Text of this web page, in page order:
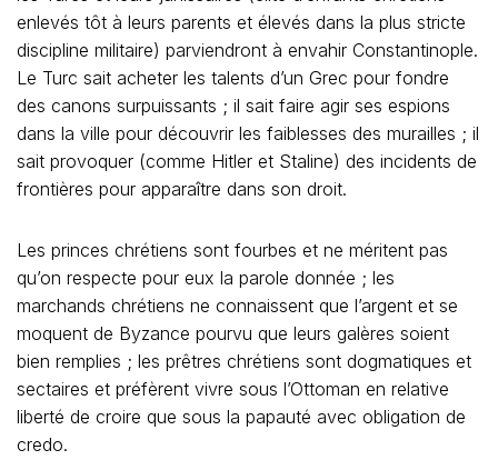
enlevés tôt à leurs parents et élevés dans la plus stricte
discipline militaire) parviendront à envahir Constantinople.
Le Turc sait acheter les talents d’un Grec pour fondre
des canons surpuissants ; il sait faire agir ses espions
dans la ville pour découvrir les faiblesses des murailles ; il
sait provoquer (comme Hitler et Staline) des incidents de
frontières pour apparaître dans son droit.
Les princes chrétiens sont fourbes et ne méritent pas
qu’on respecte pour eux la parole donnée ; les
marchands chrétiens ne connaissent que l’argent et se
moquent de Byzance pourvu que leurs galères soient
bien remplies ; les prêtres chrétiens sont dogmatiques et
sectaires et préfèrent vivre sous l’Ottoman en relative
liberté de croire que sous la papauté avec obligation de
credo.